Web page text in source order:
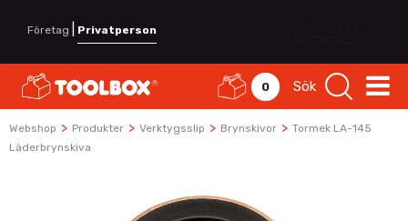
Företag Privatperson
0 Sök
Webshop > Produkter > Verktygsslip > Brynskivor > Tormek LA-145
Läderbrynskiva